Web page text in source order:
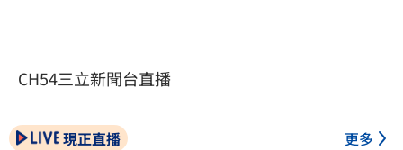
CH54三立新聞台直播
現正直播 更多